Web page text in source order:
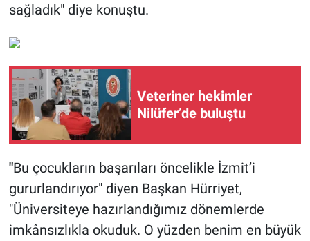
sağladık" diye konuştu.
Veteriner hekimler
Nilüfer’de buluştu
"Bu çocukların başarıları öncelikle İzmit’i
gururlandırıyor" diyen Başkan Hürriyet,
"Üniversiteye hazırlandığımız dönemlerde
imkânsızlıkla okuduk. O yüzden benim en büyük